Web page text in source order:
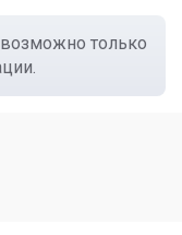
возможно только